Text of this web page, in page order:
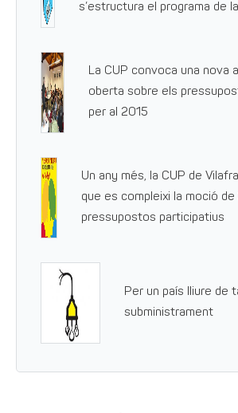
s’estructura el programa de
La CUP convoca una nova
oberta sobre els
per al 2015
Un any més, la CUP de
que es compleixi la moció
pressupostos participatius
Per un país lliure de
subministrament